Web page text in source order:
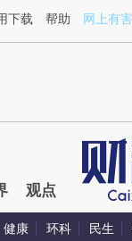
下载 帮助 网上有
观点
健康 环科 民生